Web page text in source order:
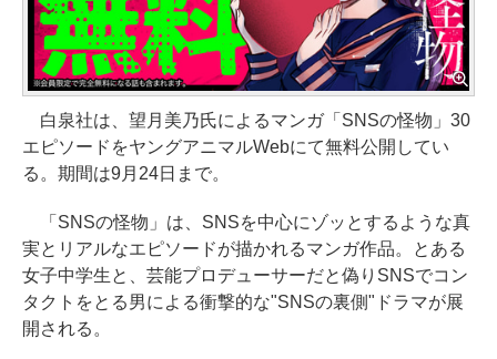
白泉社は、望月美乃氏によるマンガ「SNSの怪物」30
エピソードをヤングアニマルWebにて無料公開してい
る。期間は9月24日まで。
「SNSの怪物」は、SNSを中心にゾッとするような真
実とリアルなエピソードが描かれるマンガ作品。とある
女子中学生と、芸能プロデューサーだと偽りSNSでコン
タクトをとる男による衝撃的な"SNSの裏側"ドラマが展
開される。